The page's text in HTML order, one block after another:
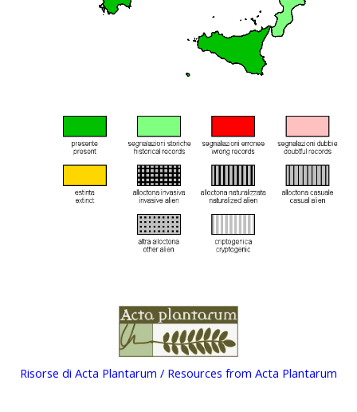
Risorse di Acta Plantarum / Resources from Acta Plantarum